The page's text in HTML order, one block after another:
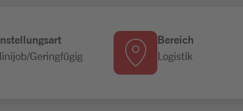
Geringfügig
Bereich
Logistik